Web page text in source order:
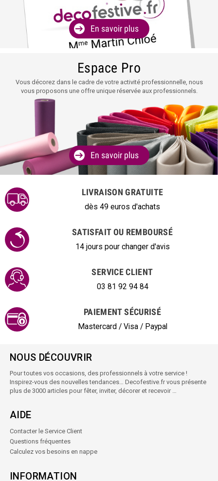
En savoir plus
Espace Pro
Vous décorez dans le cadre de votre activité professionnelle, nous
vous proposons une offre unique réservée aux professionnels.
En savoir plus
LIVRAISON GRATUITE
dès 49 euros d'achats
SATISFAIT OU REMBOURSÉ
14 jours pour changer d'avis
SERVICE CLIENT
03 81 92 94 84
PAIEMENT SÉCURISÉ
Mastercard / Visa / Paypal
NOUS DÉCOUVRIR
Pour toutes vos occasions, des professionnels à votre service !
Inspirez-vous des nouvelles tendances… Decofestive.fr vous présente
plus de 3000 articles pour fêter, inviter, décorer et recevoir …
AIDE
Contacter le Service Client
Questions fréquentes
Calculez vos besoins en nappe
INFORMATION